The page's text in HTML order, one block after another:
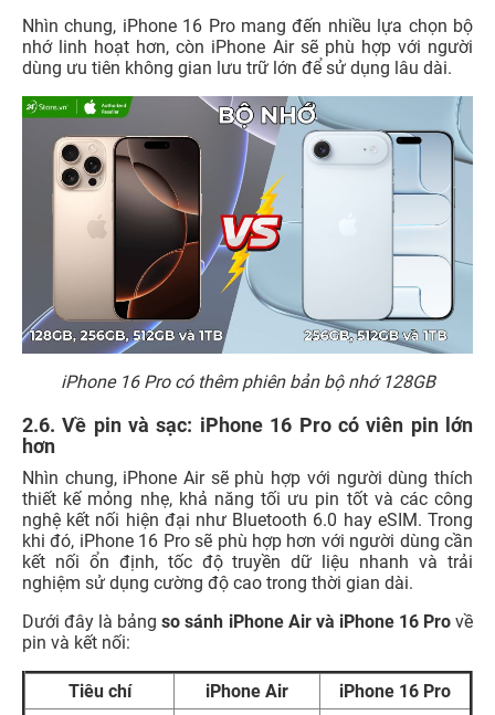
Nhìn chung, iPhone 16 Pro mang đến nhiều lựa chọn bộ
nhớ linh hoạt hơn, còn iPhone Air sẽ phù hợp với người
dùng ưu tiên không gian lưu trữ lớn để sử dụng lâu dài.
iPhone 16 Pro có thêm phiên bản bộ nhớ 128GB
2.6. Về pin và sạc: iPhone 16 Pro có viên pin lớn
hơn
Nhìn chung, iPhone Air sẽ phù hợp với người dùng thích
thiết kế mỏng nhẹ, khả năng tối ưu pin tốt và các công
nghệ kết nối hiện đại như Bluetooth 6.0 hay eSIM. Trong
khi đó, iPhone 16 Pro sẽ phù hợp hơn với người dùng cần
kết nối ổn định, tốc độ truyền dữ liệu nhanh và trải
nghiệm sử dụng cường độ cao trong thời gian dài.
Dưới đây là bảngso sánh iPhone Air và iPhone 16 Provề
pin và kết nối:
Tiêu chí iPhone Air
iPhone 16 Pro